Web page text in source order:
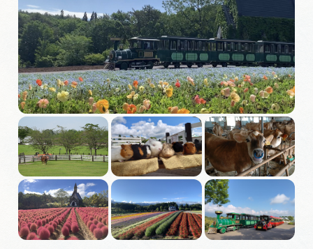
買い物・お土産
体験予約サイト「ＶＩＳＩＴ岐阜県」
岐阜県アウトドア観光キャンペーン
岐阜県まるごと観光エリアガイド
岐阜県観光データベース
旅行会社・観光事業者の皆様へ